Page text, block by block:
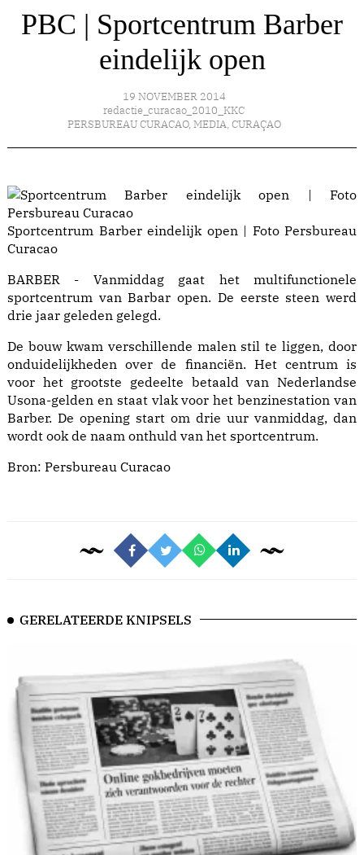
PBC | Sportcentrum Barber
eindelijk open
19 NOVEMBER 2014
redactie_curacao_2010_KKC
PERSBUREAU CURACAO, MEDIA, CURAÇAO
Sportcentrum Barber eindelijk open | Foto Persbureau
Curacao
BARBER - Vanmiddag gaat het multifunctionele
sportcentrum van Barbar open. De eerste steen werd
drie jaar geleden gelegd.
De bouw kwam verschillende malen stil te liggen, door
onduidelijkheden over de financiën. Het centrum is
voor het grootste gedeelte betaald van Nederlandse
Usona-gelden en staat vlak voor het benzinestation van
Barber. De opening start om drie uur vanmiddag, dan
wordt ook de naam onthuld van het sportcentrum.
Bron: Persbureau Curacao
GERELATEERDE KNIPSELS